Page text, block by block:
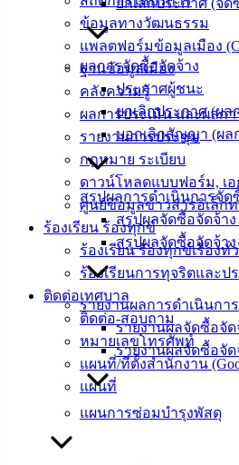
ข้อมูลทางวัฒนธรรม
แพลตฟอร์มข้อมูลเมือง
ฐานข้อมูลเมือง
คลังความรู้
ผลการประเมิน และผลก
รายงานการประชุม
กฎหมาย ระเบียบ
ดาวน์โหลดแบบฟอร์ม, เอ
ศูนย์ข้อมูลข่าวสารอิเล็ก
ร้องเรียน ร้องทุกข์
ร้องเรียน ร้องทุกข์เรื่องทั่
ร้องเรียนการทุจริตและ
ติดต่อเทศบาล
ติดต่อ-สอบถาม
หมายเลขโทรศัพท์
แผนที่/ที่ตั้งสำนักงาน
แผนที่
ยกเลิกประกาศ (จัด
ผลการจัดซื้อจัดจ้าง
ประกาศผู้ชนะ
ยกเลิกประกาศ (ผล
บอกเลิกสัญญา (ผล
สรุปผลการดำเนินการจัด
สรุปผลจัดซื้อจัดจ้าง
สรุปผลจัดซื้อจัดจ้า
รายงานผลการดำเนินกา
รายงานผลจัดซื้อจัด
รายงานผลจัดซื้อจัด
แผนการซ่อมบำรุงพัสดุ
สภา
เทศบาล
สงวนลิขสิทธิ์ © 2563 เทศบาลเมืองอ่
angsilacity.go.th | Powered byBuuscript